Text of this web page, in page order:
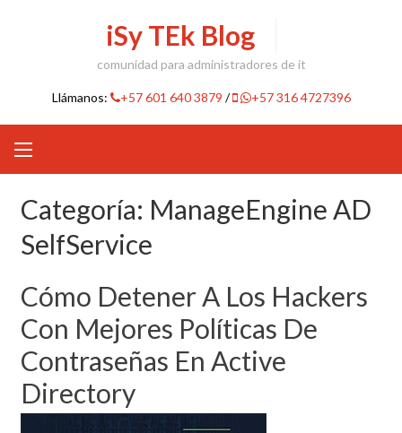
iSy TEk Blog
comunidad para administradores de it
Llámanos: +57 601 640 3879 / +57 316 4727396
Categoría: ManageEngine AD
SelfService
Cómo Detener A Los Hackers
Con Mejores Políticas De
Contraseñas En Active
Directory